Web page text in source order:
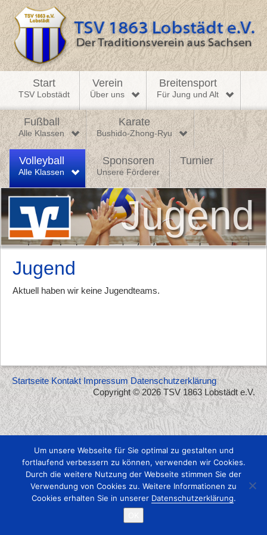
Start
TSV Lobstädt
Verein
Über uns
Breitensport
Für Jung und Alt
Fußball
Alle Klassen
Karate
Bushido-Zhong-Ryu
Volleyball
Alle Klassen
Sponsoren
Unsere Förderer
Turnier
Jugend
Jugend
Aktuell haben wir keine Jugendteams.
Startseite Kontakt Impressum Datenschutzerklärung
Copyright © 2026 TSV 1863 Lobstädt e.V.
Um unsere Webseite für Sie optimal zu gestalten und
fortlaufend verbessern zu können, verwenden wir Cookies.
Durch die weitere Nutzung der Webseite stimmen Sie der
Verwendung von Cookies zu. Weitere Informationen zu
Cookies erhalten Sie in unserer Datenschutzerklärung.